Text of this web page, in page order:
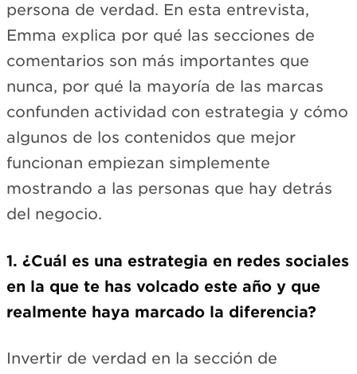
persona de verdad. En esta entrevista,
Emma explica por qué las secciones de
comentarios son más importantes que
nunca, por qué la mayoría de las marcas
confunden actividad con estrategia y cómo
algunos de los contenidos que mejor
funcionan empiezan simplemente
mostrando a las personas que hay detrás
del negocio.
1. ¿Cuál es una estrategia en redes sociales
en la que te has volcado este año y que
realmente haya marcado la diferencia?
Invertir de verdad en la sección de